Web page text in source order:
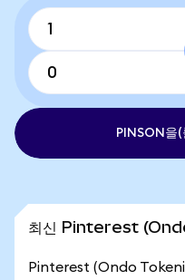
PINSON을
최신 Pinterest
Pinterest (Ondo